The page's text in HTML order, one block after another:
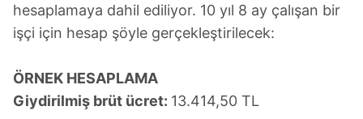
Çerezlere ilişkin tercihlerinizi aşağıda yer alan panel
vasıtasıyla belirleyebilirsiniz. Çerezlere ilişkin detaylı bilgi
Metnimiziziyaret edebilirsiniz.
hesaplamaya dahil ediliyor. 10 yıl 8 ay çalışan bir
işçi için hesap şöyle gerçekleştirilecek:
ÖRNEK HESAPLAMA
Giydirilmiş brüt ücret: 13.414,50 TL